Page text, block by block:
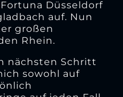
Düsseldorf
auf. Nun
großen
Rhein.
nächsten Schritt
sowohl auf